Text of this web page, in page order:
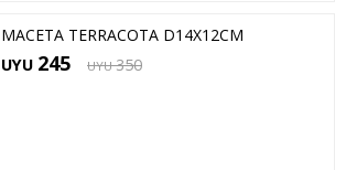
MACETA TERRACOTA D14X12CM
UYU 245 UYU 350